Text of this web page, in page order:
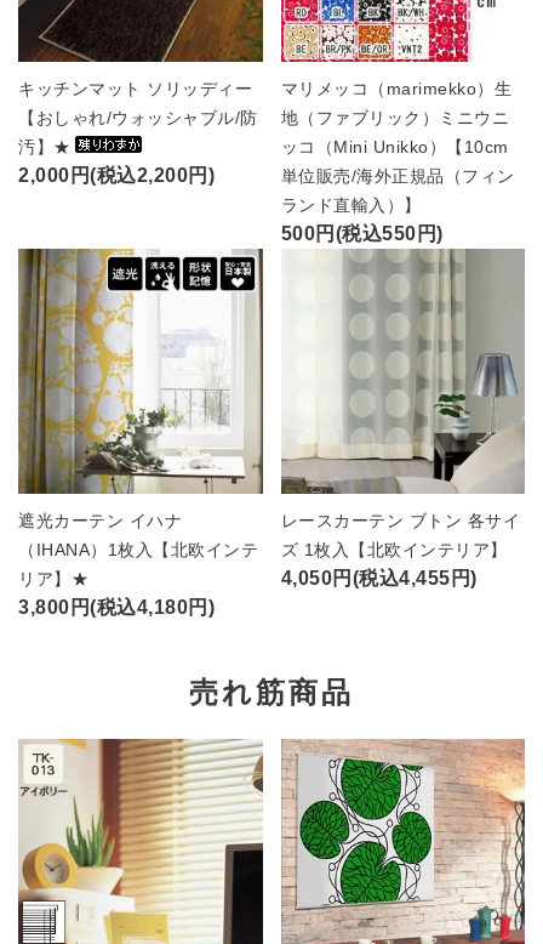
キッチンマット ソリッディー
【おしゃれ/ウォッシャブル/防
汚】★
2,000円(税込2,200円)
マリメッコ（marimekko）生
地（ファブリック）ミニウニ
ッコ（Mini Unikko）【10cm
単位販売/海外正規品（フィン
ランド直輸入）】
500円(税込550円)
遮光カーテン イハナ
（IHANA）1枚入【北欧インテ
リア】★
3,800円(税込4,180円)
レースカーテン ブトン 各サイ
ズ 1枚入【北欧インテリア】
4,050円(税込4,455円)
売れ筋商品